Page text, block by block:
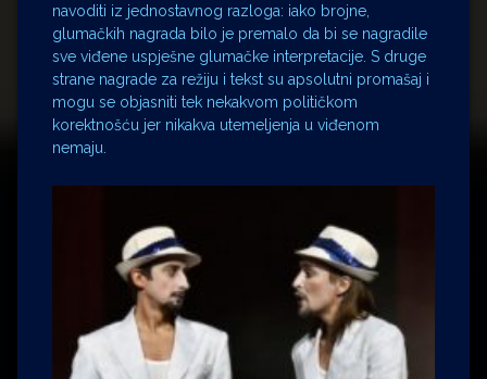
navoditi iz jednostavnog razloga: iako brojne,
glumačkih nagrada bilo je premalo da bi se nagradile
sve viđene uspješne glumačke interpretacije. S druge
strane nagrade za režiju i tekst su apsolutni promašaj i
mogu se objasniti tek nekakvom političkom
korektnošću jer nikakva utemeljenja u viđenom
nemaju.